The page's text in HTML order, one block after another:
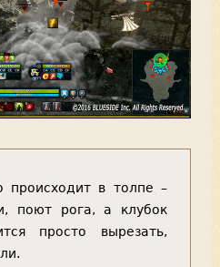
происходит в толпе –
поют рога, а клубок
просто вырезать,